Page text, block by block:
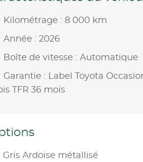
Kilométrage : 8 000 km
Année : 2026
Boîte de vitesse : Automatique
Garantie : Label Toyota
TFR 36 mois
Gris Ardoise métallisé